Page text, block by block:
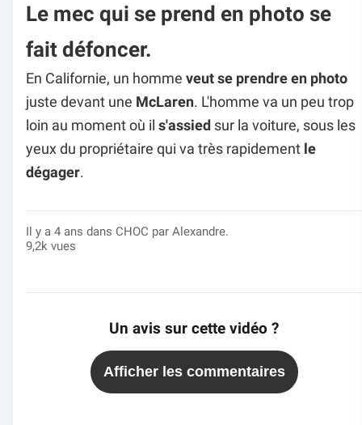
Le mec qui se prend en photo se
fait défoncer.
En Californie, un homme veut se prendre en photo
juste devant une McLaren. L'homme va un peu trop
loin au moment où il s'assied sur la voiture, sous les
yeux du propriétaire qui va très rapidement le
dégager.
Il y a 4 ans dans CHOC par Alexandre.
9,2k vues
Un avis sur cette vidéo ?
Afficher les commentaires